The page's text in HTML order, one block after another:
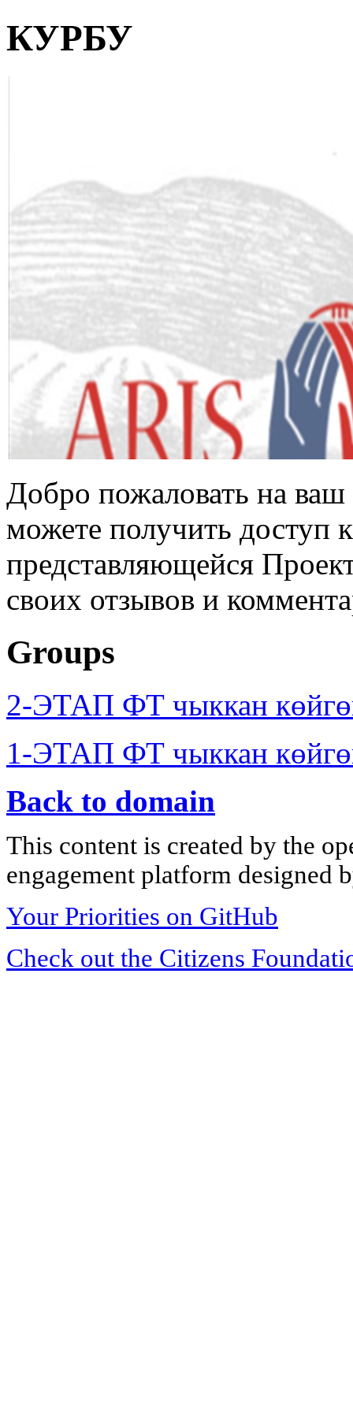
КУРБУ
Добро пожаловать на
можете получить доступ
представляющейся
своих отзывов и
Groups
2-ЭТАП ФТ чыккан
1-ЭТАП ФТ чыккан
Back to domain
This content is created by the
engagement platform designed
Your Priorities on GitHub
Check out the Citizens